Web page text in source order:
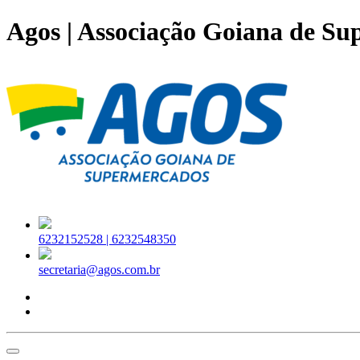
Agos | Associação Goiana de
6232152528 | 6232548350
secretaria@agos.com.br